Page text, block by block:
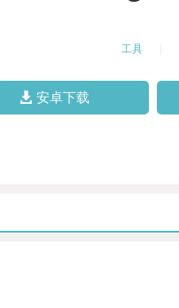
工具
安卓下载